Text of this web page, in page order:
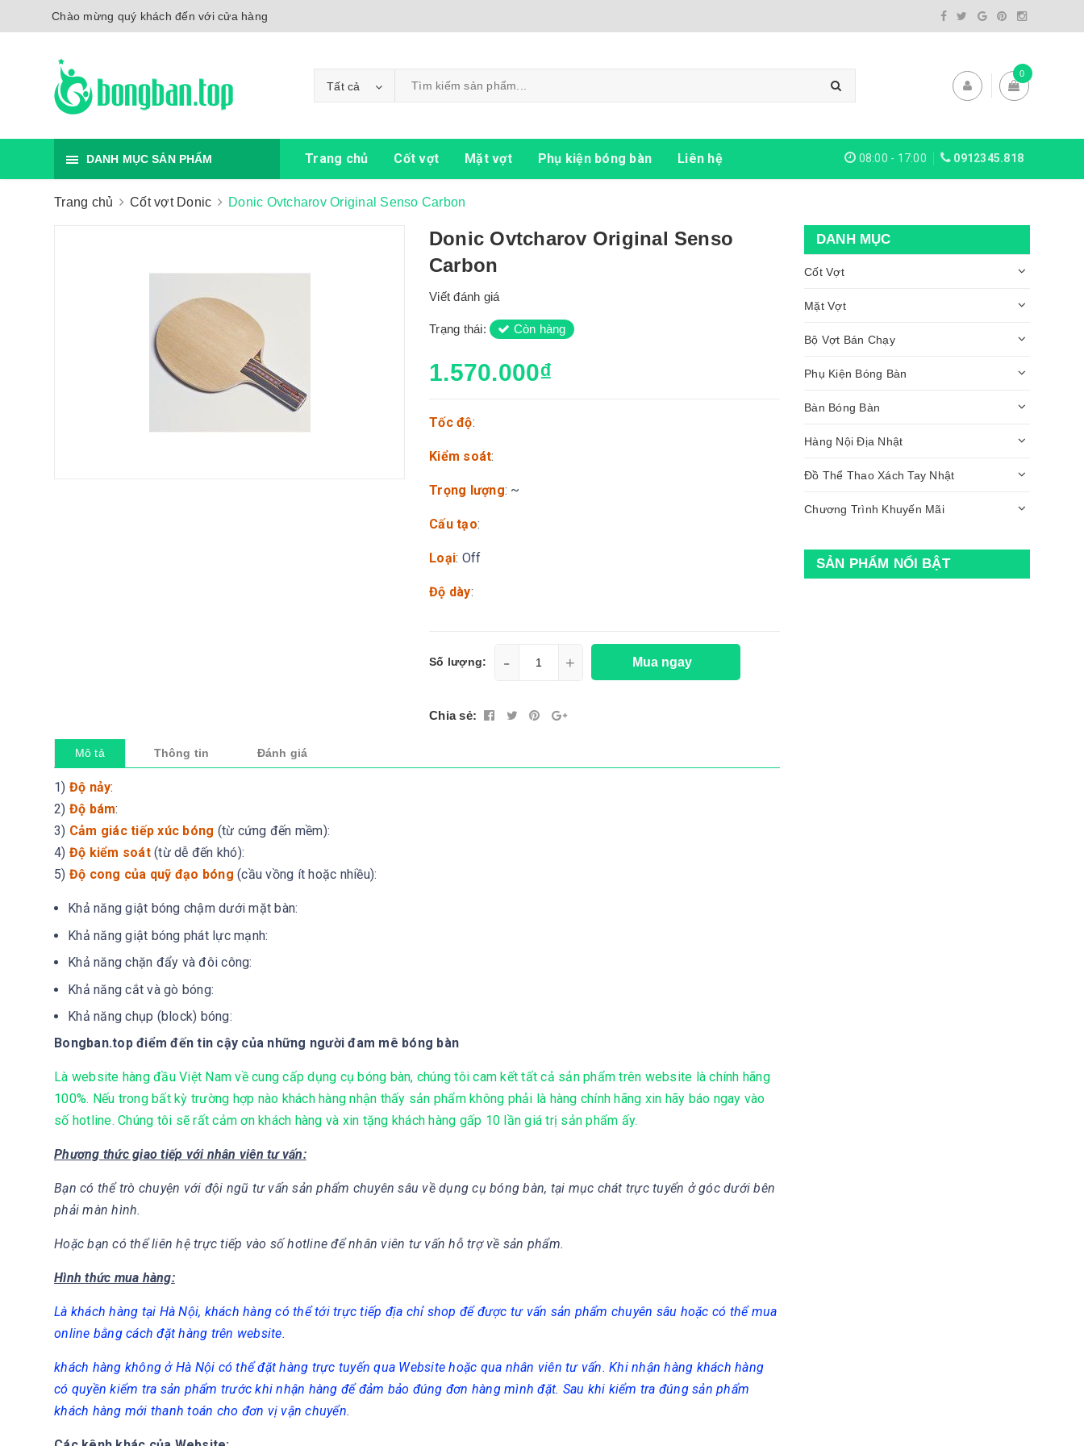
Chào mừng quý khách đến với cửa hàng
Tất cả
0
DANH MỤC SẢN PHẨM Trang chủ Cốt vợt Mặt vợt Phụ kiện bóng bàn Liên hệ 08:00 - 17:00 0912345.818
Trang chủ Cốt vợt Donic Donic Ovtcharov Original Senso Carbon
Donic Ovtcharov Original Senso
Carbon
Viết đánh giá
Trạng thái: Còn hàng
1.570.000₫
Tốc độ:
Kiểm soát:
Trọng lượng: ~
Cấu tạo:
Loại: Off
Độ dày:
Số lượng: - + Mua ngay
Chia sẻ:
Mô tả Thông tin Đánh giá
1) Độ nảy:
2) Độ bám:
3) Cảm giác tiếp xúc bóng (từ cứng đến mềm):
4) Độ kiểm soát(từ dễ đến khó):
5) Độ cong của quỹ đạo bóng (cầu vồng ít hoặc nhiều):
Khả năng giật bóng chậm dưới mặt bàn:
Khả năng giật bóng phát lực mạnh:
Khả năng chặn đẩy và đôi công:
Khả năng cắt và gò bóng:
Khả năng chụp (block) bóng:
Bongban.top điểm đến tin cậy của những người đam mê bóng bàn
Là website hàng đầu Việt Nam về cung cấp dụng cụ bóng bàn, chúng tôi cam kết tất cả sản phẩm trên website là chính hãng
100%. Nếu trong bất kỳ trường hợp nào khách hàng nhận thấy sản phẩm không phải là hàng chính hãng xin hãy báo ngay vào
số hotline. Chúng tôi sẽ rất cảm ơn khách hàng và xin tặng khách hàng gấp 10 lần giá trị sản phẩm ấy.
Phương thức giao tiếp với nhân viên tư vấn:
Bạn có thể trò chuyện với đội ngũ tư vấn sản phẩm chuyên sâu về dụng cụ bóng bàn, tại mục chát trực tuyển ở góc dưới bên
phải màn hình.
Hoặc bạn có thể liên hệ trực tiếp vào số hotline để nhân viên tư vấn hỗ trợ về sản phẩm.
Hình thức mua hàng:
Là khách hàng tại Hà Nội, khách hàng có thể tới trực tiếp địa chỉ shop để được tư vấn sản phẩm chuyên sâu hoặc có thể mua
online bằng cách đặt hàng trên website.
khách hàng không ở Hà Nội có thể đặt hàng trực tuyến qua Website hoặc qua nhân viên tư vấn. Khi nhận hàng khách hàng
có quyền kiểm tra sản phẩm trước khi nhận hàng để đảm bảo đúng đơn hàng mình đặt. Sau khi kiểm tra đúng sản phẩm
khách hàng mới thanh toán cho đơn vị vận chuyển.
DANH MỤC
Cốt Vợt
Mặt Vợt
Bộ Vợt Bán Chạy
Phụ Kiện Bóng Bàn
Bàn Bóng Bàn
Hàng Nội Địa Nhật
Đồ Thể Thao Xách Tay Nhật
Chương Trình Khuyến Mãi
SẢN PHẨM NỔI BẬT